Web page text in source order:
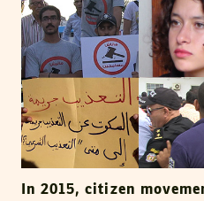
In 2015, citizen